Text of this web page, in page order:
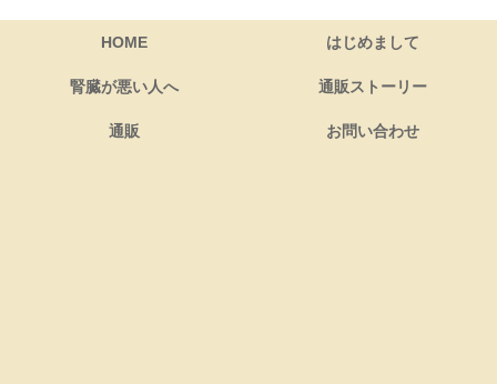
HOME はじめまして
腎臓が悪い人へ 通販ストーリー
通販 お問い合わせ